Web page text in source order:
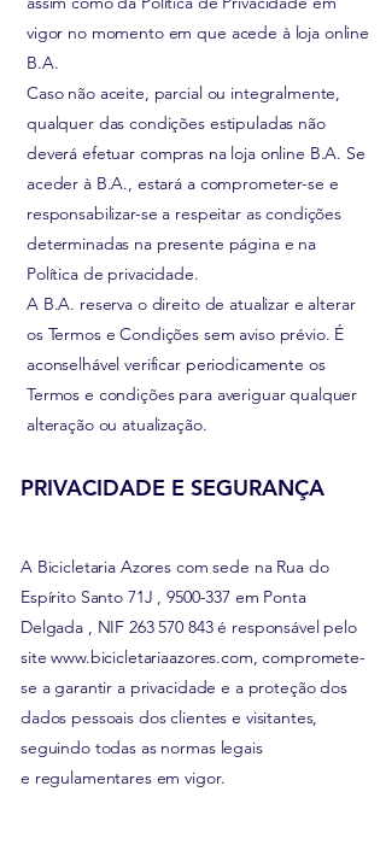
vigor no momento em que acede à loja online
B.A.
Caso não aceite, parcial ou integralmente,
qualquer das condições estipuladas não
deveráefetuar compras na loja online B.A. Se
aceder à B.A., estará a comprometer-se e
responsabilizar-se a respeitar as condições
determinadas na presente página e na
Política de privacidade.
A B.A. reserva o direito de atualizar e alterar
os Termos e Condições sem aviso prévio. É
aconselhável verificar periodicamente os
Termos e condições para averiguar qualquer
alteração ou atualização.
PRIVACIDADE E SEGURANÇA
A Bicicletaria Azores com sede na Rua do
Espírito Santo 71J ,9500-337em Ponta
Delgada , NIF263 570 843é responsável pelo
sitewww.bicicletariaazores.com, compromete-
se a garantir a privacidade e a proteçãodos
dados pessoais dos clientes e visitantes,
seguindo todas as normas legais
e regulamentares em vigor.